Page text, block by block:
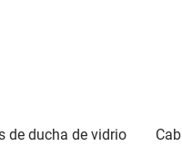
de ducha de vidrio